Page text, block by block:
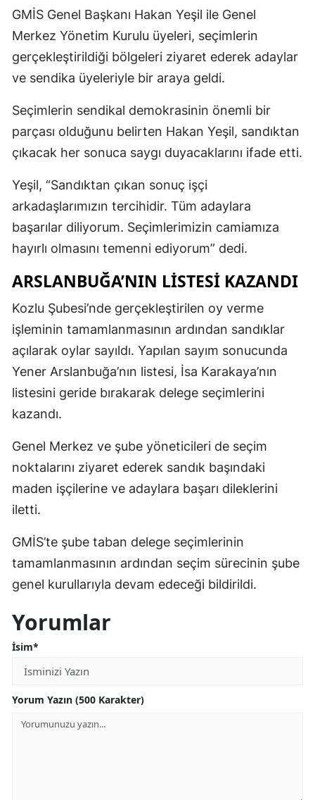
GMİS Genel Başkanı Hakan Yeşil ile Genel
Merkez Yönetim Kurulu üyeleri, seçimlerin
gerçekleştirildiği bölgeleri ziyaret ederek adaylar
ve sendika üyeleriyle bir araya geldi.
Seçimlerin sendikal demokrasinin önemli bir
parçası olduğunu belirten Hakan Yeşil, sandıktan
çıkacak her sonuca saygı duyacaklarını ifade etti.
Yeşil, “Sandıktan çıkan sonuç işçi
arkadaşlarımızın tercihidir. Tüm adaylara
başarılar diliyorum. Seçimlerimizin camiamıza
hayırlı olmasını temenni ediyorum” dedi.
ARSLANBUĞA’NIN LİSTESİ KAZANDI
Kozlu Şubesi’nde gerçekleştirilen oy verme
işleminin tamamlanmasının ardından sandıklar
açılarak oylar sayıldı. Yapılan sayım sonucunda
Yener Arslanbuğa’nın listesi, İsa Karakaya’nın
listesini geride bırakarak delege seçimlerini
kazandı.
Genel Merkez ve şube yöneticileri de seçim
noktalarını ziyaret ederek sandık başındaki
maden işçilerine ve adaylara başarı dileklerini
iletti.
GMİS’te şube taban delege seçimlerinin
tamamlanmasının ardından seçim sürecinin şube
genel kurullarıyla devam edeceği bildirildi.
Yorumlar
İsim*
Yorum Yazın (500 Karakter)